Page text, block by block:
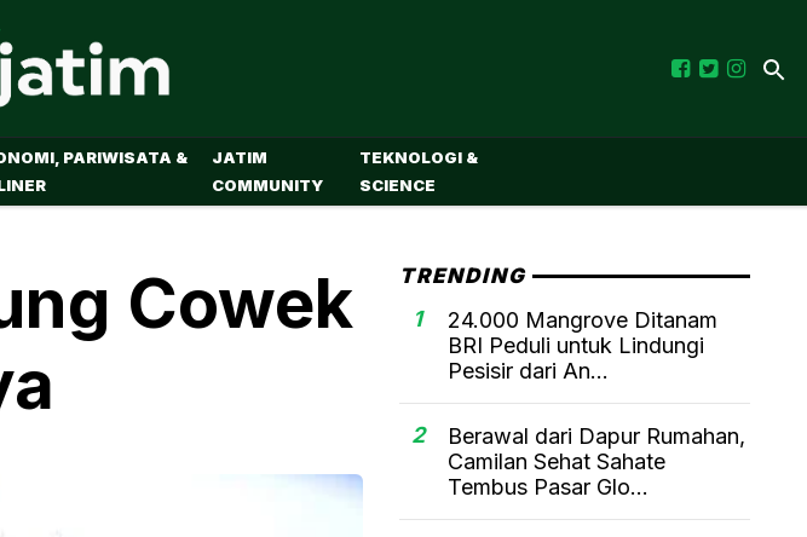
PARIWISATA &
JATIM
COMMUNITY
TEKNOLOGI &
SCIENCE
Cowek
TRENDING
1
24.000 Mangrove Ditanam
BRI Peduli untuk Lindungi
Pesisir dari An...
2
Berawal dari Dapur Rumahan,
Camilan Sehat Sahate
Tembus Pasar Glo...